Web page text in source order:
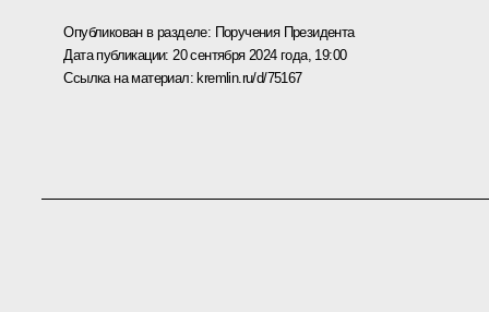
Опубликован в разделе: Поручения Президента
Дата публикации: 20 сентября 2024 года, 19:00
Ссылка на материал: kremlin.ru/d/75167